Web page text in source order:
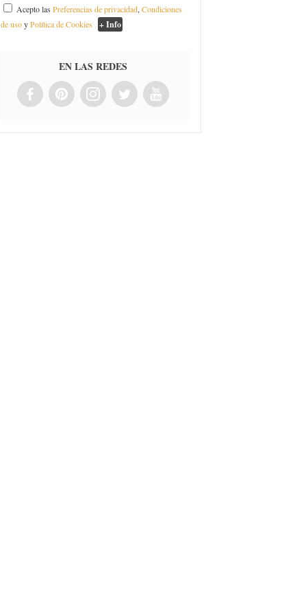
Acepto lasPreferencias de privacidad,Condiciones
de usoyPolítica de Cookies + Info
EN LAS REDES